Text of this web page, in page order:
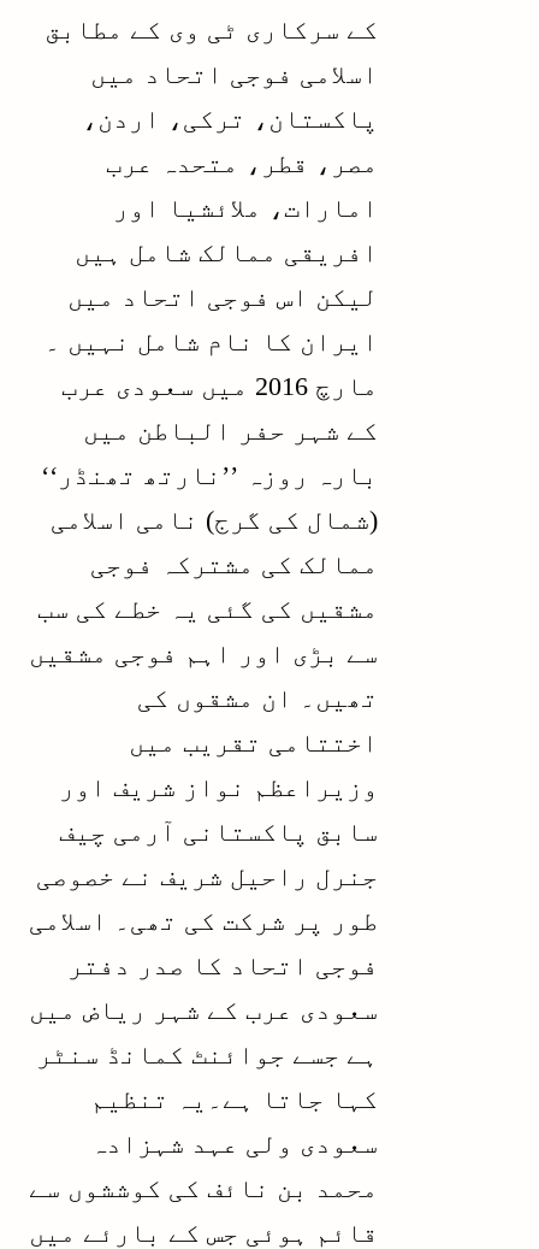
کے سرکاری ٹی وی کے مطابق
اسلامی فوجی اتحاد میں
پاکستان، ترکی، اردن،
مصر، قطر، متحدہ عرب
امارات، ملائشیا اور
افریقی ممالک شامل ہیں
لیکن اس فوجی اتحاد میں
ایران کا نام شامل نہیں ۔
مارچ 2016 میں سعودی عرب
کے شہر حفر الباطن میں
بارہ روزہ ’’نارتھ تھنڈر‘‘
(شمال کی گرج) نامی اسلامی
ممالک کی مشترکہ فوجی
مشقیں کی گئی یہ خطے کی سب
سے بڑی اور اہم فوجی مشقیں
تھیں۔ ان مشقوں کی
اختتامی تقریب میں
وزیراعظم نواز شریف اور
سابق پاکستانی آرمی چیف
جنرل راحیل شریف نے خصوصی
طور پر شرکت کی تھی۔ اسلامی
فوجی اتحاد کا صدر دفتر
سعودی عرب کے شہر ریاض میں
ہے جسے جوائنٹ کمانڈ سنٹر
کہا جاتا ہے۔یہ تنظیم
سعودی ولی عہد شہزادہ
محمد بن نائف کی کوششوں سے
قائم ہوئی جس کے بارئے میں